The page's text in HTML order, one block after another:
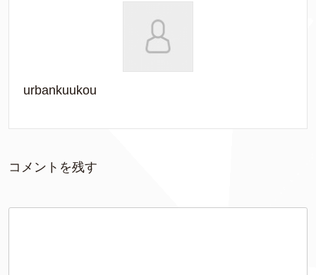
urbankuukou
コメントを残す